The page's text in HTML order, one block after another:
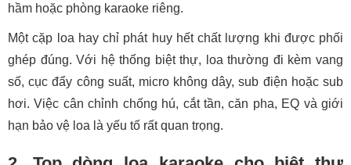
hầm hoặc phòng karaoke riêng.
Một cặp loa hay chỉ phát huy hết chất lượng khi được phối
ghép đúng. Với hệ thống biệt thự, loa thường đi kèm vang
số, cục đẩy công suất, micro không dây, sub điện hoặc sub
hơi. Việc cân chỉnh chống hú, cắt tần, căn pha, EQ và giới
hạn bảo vệ loa là yếu tố rất quan trọng.